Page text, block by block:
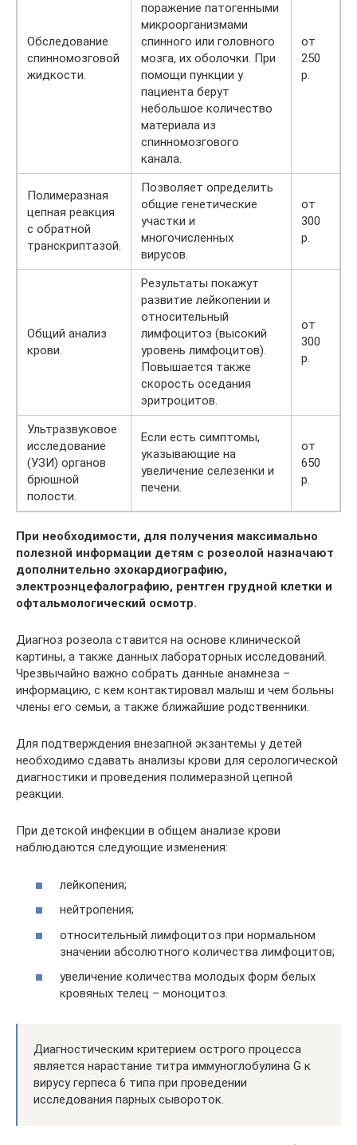
Обследование
спинномозговой
жидкости.
поражение патогенными
микроорганизмами
спинного или головного
мозга, их оболочки. При
помощи пункции у
пациента берут
небольшое количество
материала из
спинномозгового
канала.
от
250
р.
Полимеразная
цепная реакция
с обратной
транскриптазой.
Позволяет определить
общие генетические
участки и
многочисленных
вирусов.
от
300
р.
Общий анализ
крови.
Результаты покажут
развитие лейкопении и
относительный
лимфоцитоз (высокий
уровень лимфоцитов).
Повышается также
скорость оседания
эритроцитов.
от
300
р.
Ультразвуковое
исследование
(УЗИ) органов
брюшной
полости.
Если есть симптомы,
указывающие на
увеличение селезенки и
печени.
от
650
р.
При необходимости, для получения максимально
полезной информации детям с розеолой назначают
дополнительно эхокардиографию,
электроэнцефалографию, рентген грудной клетки и
офтальмологический осмотр.
Диагноз розеола ставится на основе клинической
картины, а также данных лабораторных исследований.
Чрезвычайно важно собрать данные анамнеза –
информацию, с кем контактировал малыш и чем больны
члены его семьи, а также ближайшие родственники.
Для подтверждения внезапной экзантемы у детей
необходимо сдавать анализы крови для серологической
диагностики и проведения полимеразной цепной
реакции.
При детской инфекции в общем анализе крови
наблюдаются следующие изменения:
лейкопения;
нейтропения;
относительный лимфоцитоз при нормальном
значении абсолютного количества лимфоцитов;
увеличение количества молодых форм белых
кровяных телец – моноцитоз.
Диагностическим критерием острого процесса
является нарастание титра иммуноглобулина G к
вирусу герпеса 6 типа при проведении
исследования парных сывороток.